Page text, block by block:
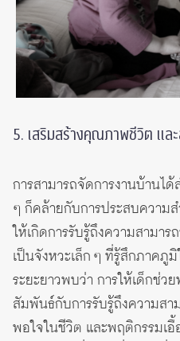
5. เสริมสร้างคุณภาพชีวิต แล
การสามารถจัดการงานบ้านได้
ๆ ก็คล้ายกับการประสบความ
ให้เกิดการรับรู้ถึงความสามา
เป็นจังหวะเล็ก ๆ ที่รู้สึกภาคภู
ระยะยาวพบว่า การให้เด็กช่ว
สัมพันธ์กับการรับรู้ถึงความสา
พอใจในชีวิต และพฤติกรรมเ